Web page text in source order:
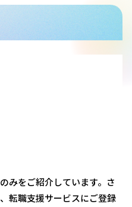
みをご紹介しています。さ
転職支援サービスにご登録